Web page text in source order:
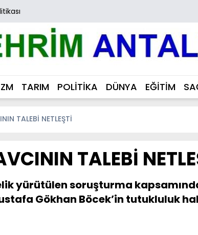
TARIM POLİTİKA DÜNYA EĞİTİM
TALEBİ NETLEŞTİ
TALEBİ
yürütülen soruşturma
Gökhan Böcek’in tutukluluk